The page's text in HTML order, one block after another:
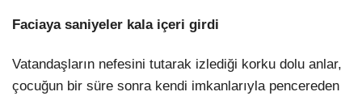
Faciaya saniyeler kala içeri girdi
Vatandaşların nefesini tutarak izlediği korku dolu anlar,
çocuğun bir süre sonra kendi imkanlarıyla pencereden